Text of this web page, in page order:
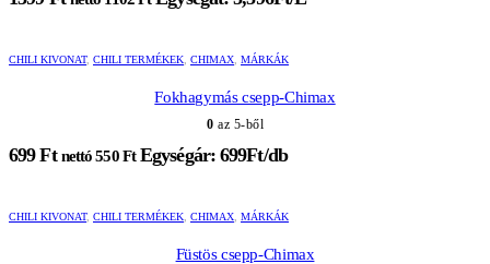
CHILI KIVONAT, CHILI TERMÉKEK CHIMAX MÁRKÁK
Fokhagymás csepp-Chimax
0 az 5-ből
699Ft nettó550Ft Egységár: 699Ft/db
CHILI KIVONAT, CHILI TERMÉKEK CHIMAX MÁRKÁK
Füstös csepp-Chimax